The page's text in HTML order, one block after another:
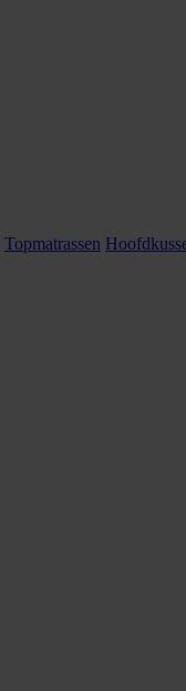
Topmatrassen